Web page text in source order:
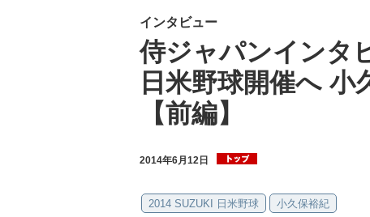
インタビュー
侍ジャパンインタ
日米野球開催へ
【前編】
2014年6月12日
2014 SUZUKI 日米野球 小久保裕紀